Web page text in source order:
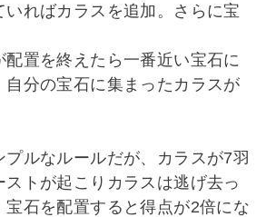
いればカラスを追加。さらに宝
配置を終えたら一番近い宝石に
自分の宝石に集まったカラスが
プルなルールだが、カラスが7羽
ストが起こりカラスは逃げ去っ
宝石を配置すると得点が2倍にな